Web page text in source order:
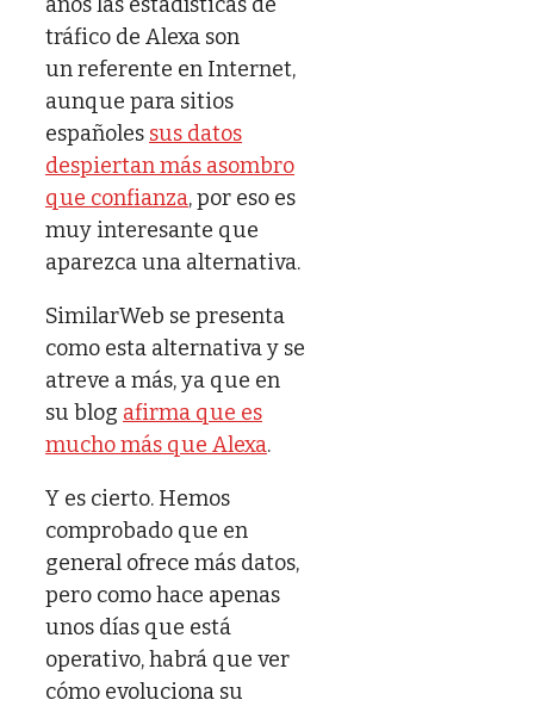
tráfico de Alexa son
un referente en Internet,
aunque para sitios
españoles sus datos
despiertan más asombro
que confianza, por eso es
muy interesante que
aparezca una alternativa.
SimilarWeb se presenta
como esta alternativa y se
atreve a más, ya que en
su blog afirma que es
mucho más que Alexa.
Y es cierto. Hemos
comprobado que en
general ofrece más datos,
pero como hace apenas
unos días que está
operativo, habrá que ver
cómo evoluciona su